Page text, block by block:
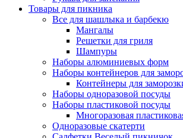
Товары для пикника
Все для шашлыка и барбекю
Мангалы
Решетки для гриля
Шампуры
Наборы алюминиевых форм
Наборы контейнеров для
Контейнеры для
Наборы одноразовой посуды
Наборы пластиковой посуды
Многоразовая
Одноразовые скатерти